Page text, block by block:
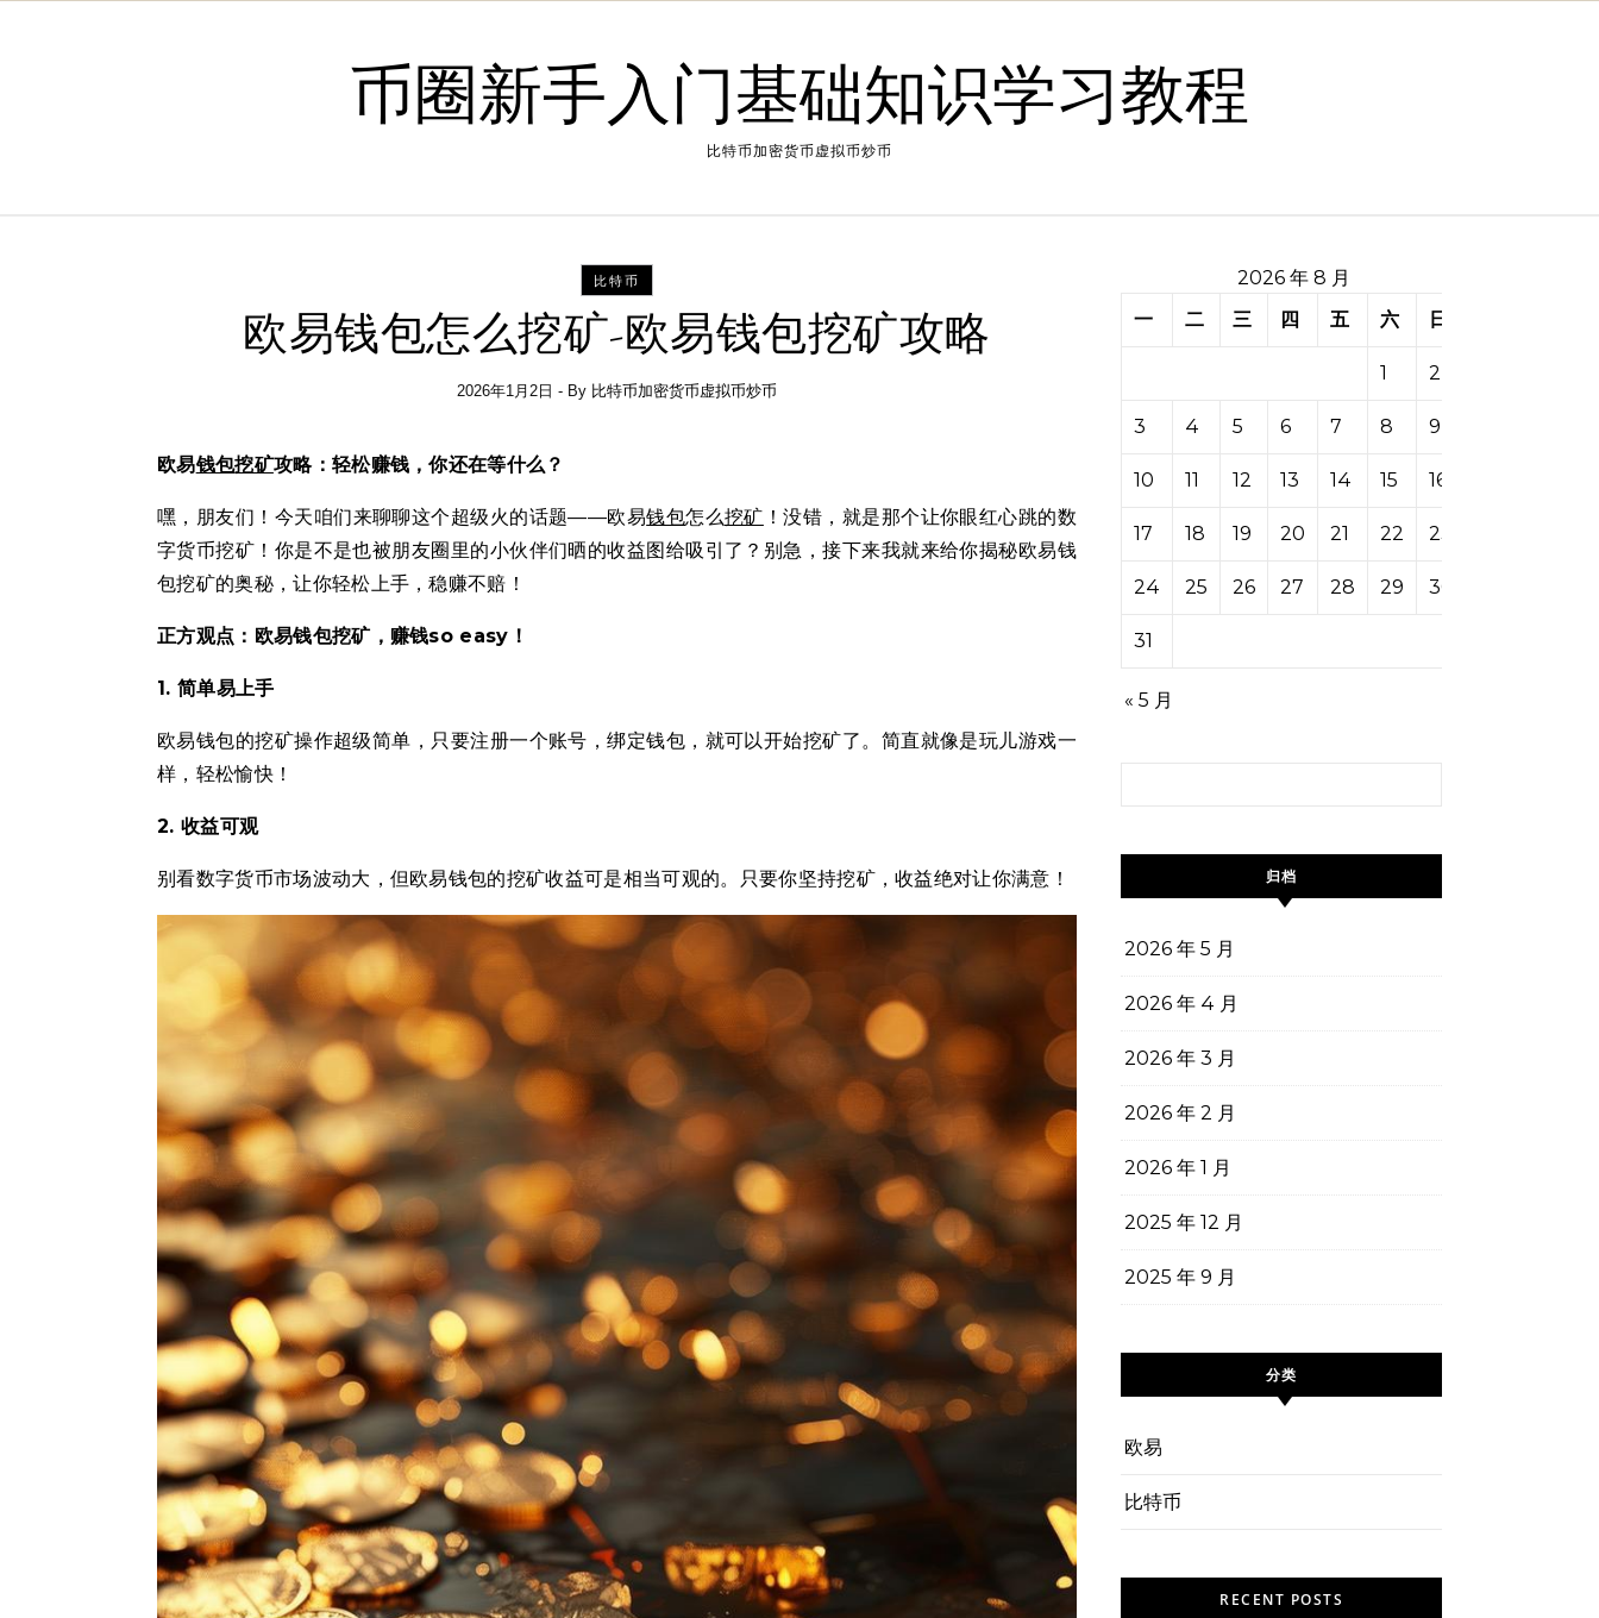
币圈新手入门基础知识学习教程
比特币加密货币虚拟币炒币
比特币
欧易钱包怎么挖矿-欧易钱包挖矿攻略
2026年1月2日 - By 比特币加密货币虚拟币炒币
欧易钱包挖矿攻略：轻松赚钱，你还在等什么？
嘿，朋友们！今天咱们来聊聊这个超级火的话题——欧易钱包怎么挖矿 ！没错，就是那个让你眼红心跳的数
字货币挖矿！你是不是也被朋友圈里的小伙伴们晒的收益图给吸引了？别急，接下来我就来给你揭秘欧易钱
包挖矿的奥秘，让你轻松上手，稳赚不赔！
正方观点：欧易钱包挖矿，赚钱so easy！
1. 简单易上手
欧易钱包的挖矿操作超级简单，只要注册一个账号，绑定钱包，就可以开始挖矿了。简直就像是玩儿游戏一
样，轻松愉快！
2. 收益可观
别看数字货币市场波动大，但欧易钱包的挖矿收益可是相当可观的。只要你坚持挖矿，收益绝对让你满意！
2026 年 8 月
一
二 三 四 五 六 日
1 2
3 4 5 6 7 8 9
10 11 12 13 14 15 16
17 18 19 20 21 22 23
24 25 26 27 28 29 30
31
« 5 月
归档
2026 年 5 月
2026 年 4 月
2026 年 3 月
2026 年 2 月
2026 年 1 月
2025 年 12 月
2025 年 9 月
分类
欧易
比特币
RECENT POSTS